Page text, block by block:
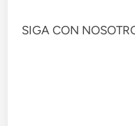
SIGA CON